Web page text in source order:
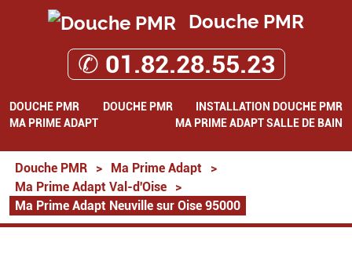
Douche PMR
✆ 01.82.28.55.23
DOUCHE PMR DOUCHE PMR
INSTALLATION DOUCHE PMR
MA PRIME ADAPT
MA PRIME ADAPT SALLE DE BAIN
Douche PMR > Ma Prime Adapt
>
Ma Prime Adapt Val-d'Oise
>
Ma Prime Adapt Neuville sur Oise 95000